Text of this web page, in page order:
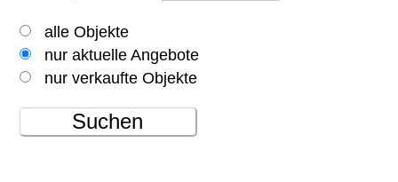
alle Objekte
nur aktuelle Angebote
nur verkaufte Objekte
Suchen